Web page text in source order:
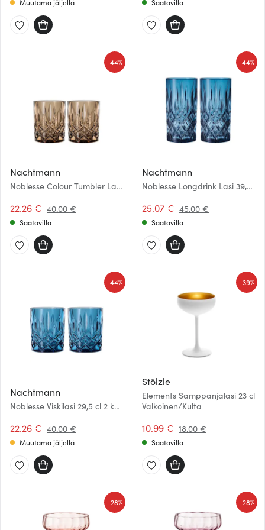
Muutama jäljellä Saatavilla
Nachtmann
Noblesse Colour Tumbler Lasi
22.26 € 40.00 €
-44%
Saatavilla
Nachtmann
Noblesse Longdrink Lasi 39,5
25.07 € 45.00 €
-44%
Saatavilla
Nachtmann
Noblesse Viskilasi 29,5 cl 2 kpl
22.26 € 40.00 €
-44%
Muutama jäljellä
Stölzle
Elements Samppanjalasi 23 cl
Valkoinen/Kulta
10.99 € 18.00 €
-39%
Saatavilla
-28% -28%